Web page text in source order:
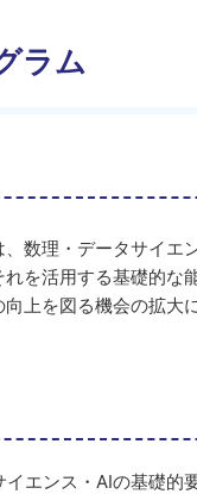
ラム
数理・データサイエ
を活用する基礎的な
上を図る機会の拡大
エンス・AIの基礎的